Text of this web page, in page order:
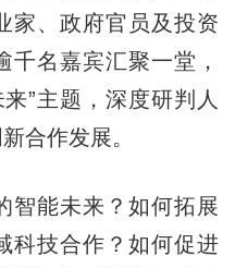
家、政府官员及投资
千名嘉宾汇聚一堂，
”主题，深度研判人
合作发展。
能未来？如何拓展
科技合作？如何促进